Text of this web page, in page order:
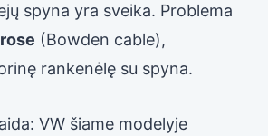
spyna yra sveika. Problema
(Bowden cable),
rankenėlę su spyna.
VW šiame modelyje